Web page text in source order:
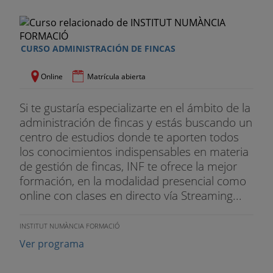
CURSO ADMINISTRACIÓN DE FINCAS
Online Matrícula abierta
Si te gustaría especializarte en el ámbito de la
administración de fincas y estás buscando un
centro de estudios donde te aporten todos
los conocimientos indispensables en materia
de gestión de fincas, INF te ofrece la mejor
formación, en la modalidad presencial como
online con clases en directo vía Streaming...
INSTITUT NUMÀNCIA FORMACIÓ
Ver programa